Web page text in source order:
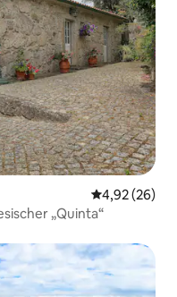
4,92 (26)
„Quinta“